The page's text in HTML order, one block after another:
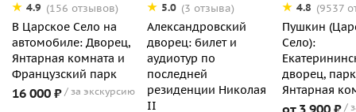
4.9 (156 отзывов)
В Царское Село на
автомобиле: Дворец,
Янтарная комната и
Французский парк
16 000 ₽ за экскурсию
5.0 (3 отзыва)
Александровский
дворец: билет и
аудиотур по
последней
резиденции Николая
II
4.8 (9537
Пушкин
Село):
дворец,
Янтарная
от 3 900 ₽